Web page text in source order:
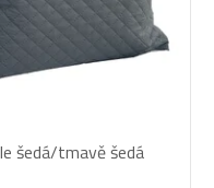
šedá/tmavě šedá